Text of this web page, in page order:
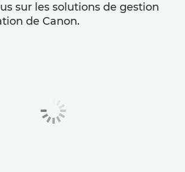
sur les solutions de gestion
de Canon.